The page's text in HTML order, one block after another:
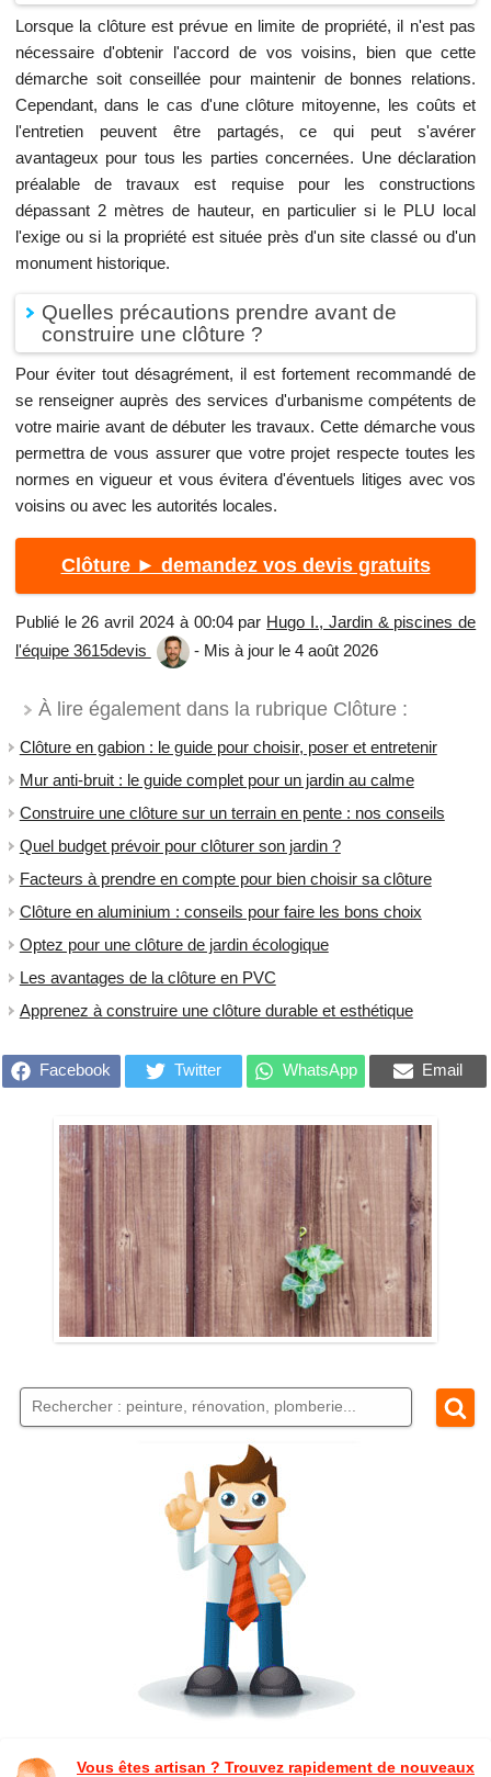
Lorsque la clôture est prévue en limite de propriété, il n'est pas
nécessaire d'obtenir l'accord de vos voisins, bien que cette
démarche soit conseillée pour maintenir de bonnes relations.
Cependant, dans le cas d'une clôture mitoyenne, les coûts et
l'entretien peuvent être partagés, ce qui peut s'avérer
avantageux pour tous les parties concernées. Une déclaration
préalable de travaux est requise pour les constructions
dépassant 2 mètres de hauteur, en particulier si le PLU local
l'exige ou si la propriété est située près d'un site classé ou d'un
monument historique.
Quelles précautions prendre avant de
construire une clôture ?
Pour éviter tout désagrément, il est fortement recommandé de
se renseigner auprès des services d'urbanisme compétents de
votre mairie avant de débuter les travaux. Cette démarche vous
permettra de vous assurer que votre projet respecte toutes les
normes en vigueur et vous évitera d'éventuels litiges avec vos
voisins ou avec les autorités locales.
Clôture ► demandez vos devis gratuits
Publié le 26 avril 2024 à 00:04 par Hugo I., Jardin & piscines de
l'équipe 3615devis
- Mis à jour le 4 août 2026
À lire également dans la rubrique Clôture :
Clôture en gabion : le guide pour choisir, poser et entretenir
Mur anti-bruit : le guide complet pour un jardin au calme
Construire une clôture sur un terrain en pente : nos conseils
Quel budget prévoir pour clôturer son jardin ?
Facteurs à prendre en compte pour bien choisir sa clôture
Clôture en aluminium : conseils pour faire les bons choix
Optez pour une clôture de jardin écologique
Les avantages de la clôture en PVC
Apprenez à construire une clôture durable et esthétique
Facebook Twitter WhatsApp Email
Vous êtes artisan ? Trouvez rapidement de nouveaux